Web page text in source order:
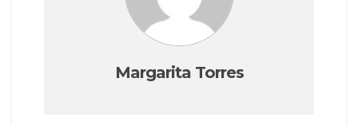
Margarita Torres